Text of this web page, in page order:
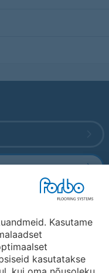
Kasutame
kasutatakse